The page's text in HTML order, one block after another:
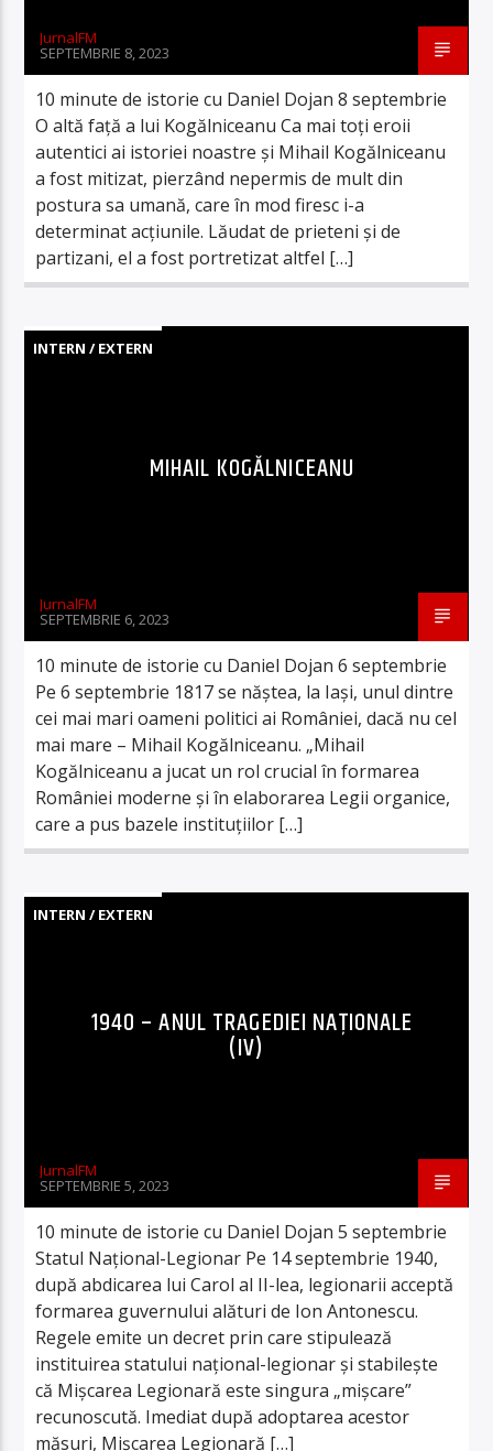
JurnalFM
SEPTEMBRIE 8, 2023
10 minute de istorie cu Daniel Dojan 8 septembrie
O altă față a lui Kogălniceanu Ca mai toţi eroii
autentici ai istoriei noastre şi Mihail Kogălniceanu
a fost mitizat, pierzând nepermis de mult din
postura sa umană, care în mod firesc i-a
determinat acţiunile. Lăudat de prieteni şi de
partizani, el a fost portretizat altfel […]
INTERN / EXTERN
MIHAIL KOGĂLNICEANU
JurnalFM
SEPTEMBRIE 6, 2023
10 minute de istorie cu Daniel Dojan 6 septembrie
Pe 6 septembrie 1817 se năștea, la Iași, unul dintre
cei mai mari oameni politici ai României, dacă nu cel
mai mare – Mihail Kogălniceanu. „Mihail
Kogălniceanu a jucat un rol crucial în formarea
României moderne și în elaborarea Legii organice,
care a pus bazele instituțiilor […]
INTERN / EXTERN
1940 – ANUL TRAGEDIEI NAȚIONALE
(IV)
JurnalFM
SEPTEMBRIE 5, 2023
10 minute de istorie cu Daniel Dojan 5 septembrie
Statul Național-Legionar Pe 14 septembrie 1940,
după abdicarea lui Carol al II-lea, legionarii acceptă
formarea guvernului alături de Ion Antonescu.
Regele emite un decret prin care stipulează
instituirea statului național-legionar și stabilește
că Mișcarea Legionară este singura „mișcare”
recunoscută. Imediat după adoptarea acestor
măsuri, Mișcarea Legionară […]